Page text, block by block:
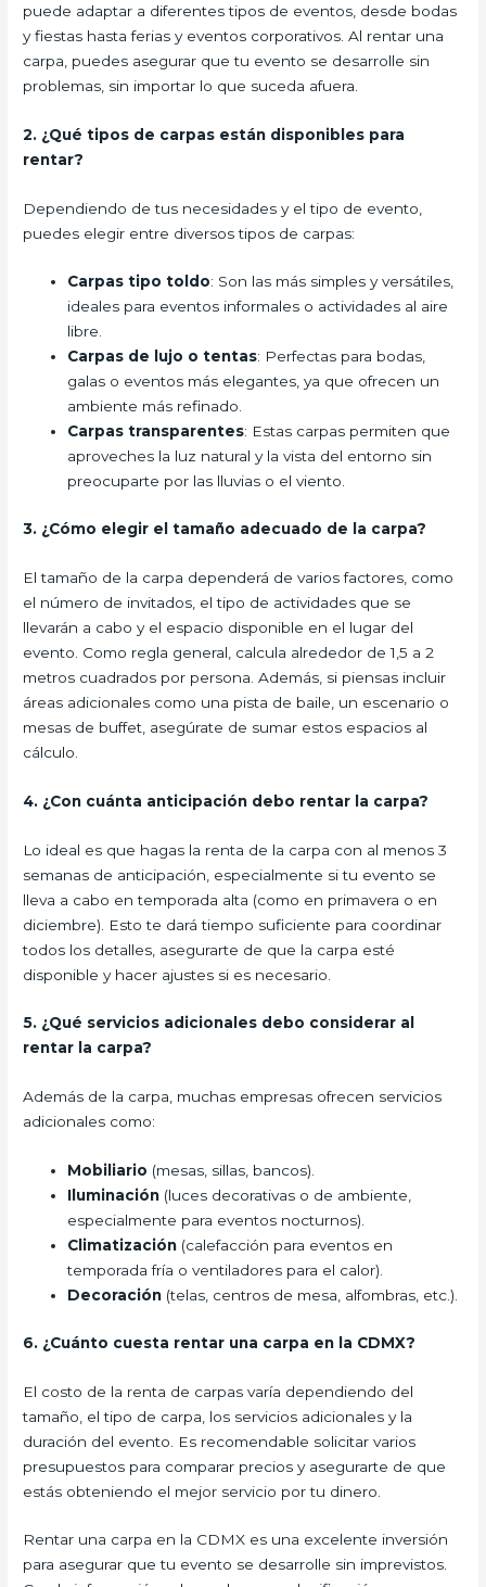
puede adaptar a diferentes tipos de eventos, desde bodas
y fiestas hasta ferias y eventos corporativos. Al rentar una
carpa, puedes asegurar que tu evento se desarrolle sin
problemas, sin importar lo que suceda afuera.
2. ¿Qué tipos de carpas están disponibles para
rentar?
Dependiendo de tus necesidades y el tipo de evento,
puedes elegir entre diversos tipos de carpas:
Carpas tipo toldo: Son las más simples y versátiles,
ideales para eventos informales o actividades al aire
libre.
Carpas de lujo o tentas: Perfectas para bodas,
galas o eventos más elegantes, ya que ofrecen un
ambiente más refinado.
Carpas transparentes: Estas carpas permiten que
aproveches la luz natural y la vista del entorno sin
preocuparte por las lluvias o el viento.
3. ¿Cómo elegir el tamaño adecuado de la carpa?
El tamaño de la carpa dependerá de varios factores, como
el número de invitados, el tipo de actividades que se
llevarán a cabo y el espacio disponible en el lugar del
evento. Como regla general, calcula alrededor de 1,5 a 2
metros cuadrados por persona. Además, si piensas incluir
áreas adicionales como una pista de baile, un escenario o
mesas de buffet, asegúrate de sumar estos espacios al
cálculo.
4. ¿Con cuánta anticipación debo rentar la carpa?
Lo ideal es que hagas la renta de la carpa con al menos 3
semanas de anticipación, especialmente si tu evento se
lleva a cabo en temporada alta (como en primavera o en
diciembre). Esto te dará tiempo suficiente para coordinar
todos los detalles, asegurarte de que la carpa esté
disponible y hacer ajustes si es necesario.
5. ¿Qué servicios adicionales debo considerar al
rentar la carpa?
Además de la carpa, muchas empresas ofrecen servicios
adicionales como:
Mobiliario (mesas, sillas, bancos).
Iluminación (luces decorativas o de ambiente,
especialmente para eventos nocturnos).
Climatización (calefacción para eventos en
temporada fría o ventiladores para el calor).
Decoración (telas, centros de mesa, alfombras, etc.).
6. ¿Cuánto cuesta rentar una carpa en la CDMX?
El costo de la renta de carpas varía dependiendo del
tamaño, el tipo de carpa, los servicios adicionales y la
duración del evento. Es recomendable solicitar varios
presupuestos para comparar precios y asegurarte de que
estás obteniendo el mejor servicio por tu dinero.
Rentar una carpa en la CDMX es una excelente inversión
para asegurar que tu evento se desarrolle sin imprevistos.